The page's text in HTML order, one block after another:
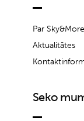
Par Sky&More
Aktualitātes
Seko